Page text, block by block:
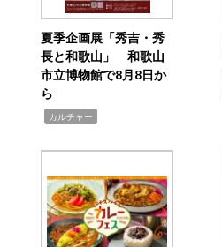
夏季企画展「秀吉・秀
長と和歌山」 和歌山
市立博物館で8月8日か
ら
カルチャー